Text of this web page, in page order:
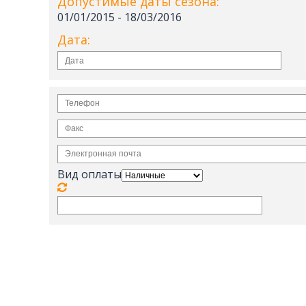
Санаторий Джермук Ашхар 8 дней
Винный Тур - 4 дня
Школьные каникулы в Армении -
Школьные каникулы в Армении -
01/01/2015 - 18/03/2016
Дата:
Вид оплаты